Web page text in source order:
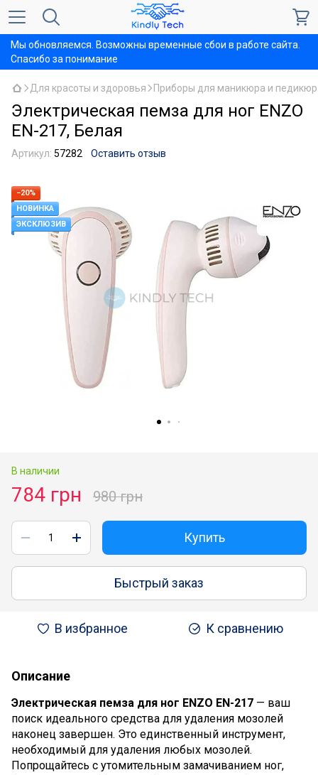
Мы обновляемся. Возможны временные сбои в работе сайта.
Спасибо за понимание
Для красоты и здоровья Приборы для маникюра и
Электрическая пемза для ног ENZO
EN-217, Белая
Артикул: 57282 Оставить отзыв
−20%
НОВИНКА
ЭКСКЛЮЗИВ
В наличии
784 грн 980 грн
Купить
Быстрый заказ
В избранное К сравнению
Описание
Электрическая пемза для ног ENZO EN-217 — ваш
поиск идеального средства для удаления мозолей
наконец завершен. Это единственный инструмент,
необходимый для удаления любых мозолей.
Попрощайтесь с утомительным замачиванием ног,